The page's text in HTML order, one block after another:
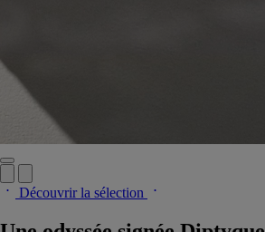
Découvrir la sélection